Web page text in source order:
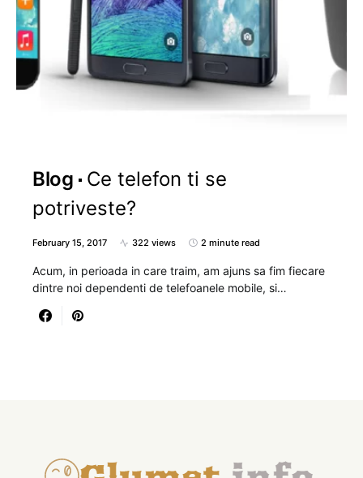
Blog
Ce telefon ti se
potriveste?
February 15, 2017 322 views 2 minute read
Acum, in perioada in care traim, am ajuns sa fim fiecare
dintre noi dependenti de telefoanele mobile, si…